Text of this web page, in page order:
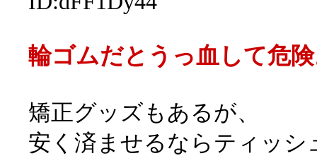
輪ゴムだとうっ血して危
矯正グッズもあるが、
安く済ませるならティッ